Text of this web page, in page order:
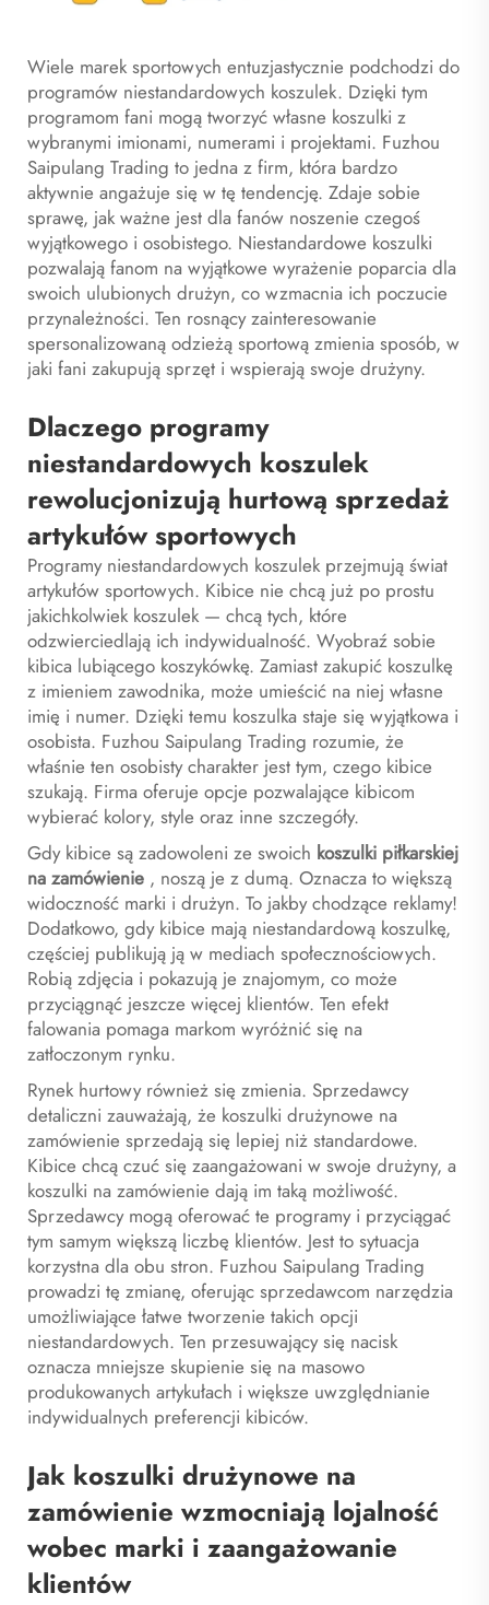
Wiele marek sportowych entuzjastycznie podchodzi do
programów niestandardowych koszulek. Dzięki tym
programom fani mogą tworzyć własne koszulki z
wybranymi imionami, numerami i projektami. Fuzhou
Saipulang Trading to jedna z firm, która bardzo
aktywnie angażuje się w tę tendencję. Zdaje sobie
sprawę, jak ważne jest dla fanów noszenie czegoś
wyjątkowego i osobistego. Niestandardowe koszulki
pozwalają fanom na wyjątkowe wyrażenie poparcia dla
swoich ulubionych drużyn, co wzmacnia ich poczucie
przynależności. Ten rosnący zainteresowanie
spersonalizowaną odzieżą sportową zmienia sposób, w
jaki fani zakupują sprzęt i wspierają swoje drużyny.
Dlaczego programy
niestandardowych koszulek
rewolucjonizują hurtową sprzedaż
artykułów sportowych
Programy niestandardowych koszulek przejmują świat
artykułów sportowych. Kibice nie chcą już po prostu
jakichkolwiek koszulek — chcą tych, które
odzwierciedlają ich indywidualność. Wyobraź sobie
kibica lubiącego koszykówkę. Zamiast zakupić koszulkę
z imieniem zawodnika, może umieścić na niej własne
imię i numer. Dzięki temu koszulka staje się wyjątkowa i
osobista. Fuzhou Saipulang Trading rozumie, że
właśnie ten osobisty charakter jest tym, czego kibice
szukają. Firma oferuje opcje pozwalające kibicom
wybierać kolory, style oraz inne szczegóły.
Gdy kibice są zadowoleni ze swoich koszulki piłkarskiej
na zamówienie , noszą je z dumą. Oznacza to większą
widoczność marki i drużyn. To jakby chodzące reklamy!
Dodatkowo, gdy kibice mają niestandardową koszulkę,
częściej publikują ją w mediach społecznościowych.
Robią zdjęcia i pokazują je znajomym, co może
przyciągnąć jeszcze więcej klientów. Ten efekt
falowania pomaga markom wyróżnić się na
zatłoczonym rynku.
Rynek hurtowy również się zmienia. Sprzedawcy
detaliczni zauważają, że koszulki drużynowe na
zamówienie sprzedają się lepiej niż standardowe.
Kibice chcą czuć się zaangażowani w swoje drużyny, a
koszulki na zamówienie dają im taką możliwość.
Sprzedawcy mogą oferować te programy i przyciągać
tym samym większą liczbę klientów. Jest to sytuacja
korzystna dla obu stron. Fuzhou Saipulang Trading
prowadzi tę zmianę, oferując sprzedawcom narzędzia
umożliwiające łatwe tworzenie takich opcji
niestandardowych. Ten przesuwający się nacisk
oznacza mniejsze skupienie się na masowo
produkowanych artykułach i większe uwzględnianie
indywidualnych preferencji kibiców.
Jak koszulki drużynowe na
zamówienie wzmocniają lojalność
wobec marki i zaangażowanie
klientów